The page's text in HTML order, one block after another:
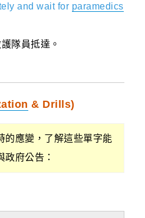
and wait for paramedics
隊員抵達。
& Drills)
的應變，了解這些單字能
政府公告：